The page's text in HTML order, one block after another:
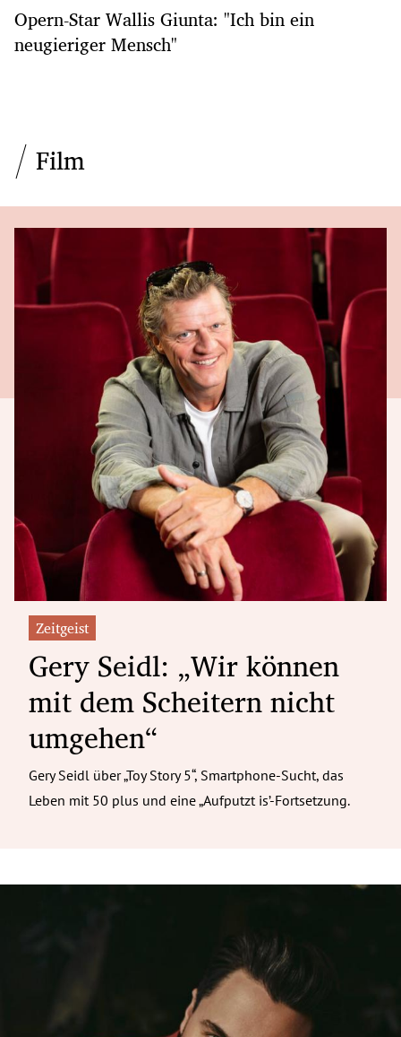
Opern-Star Wallis Giunta: "Ich bin ein
neugieriger Mensch"
Film
Zeitgeist
Gery Seidl: „Wir können
mit dem Scheitern nicht
umgehen“
Gery Seidl über „Toy Story 5“, Smartphone-Sucht, das
Leben mit 50 plus und eine „Aufputzt is’-Fortsetzung.